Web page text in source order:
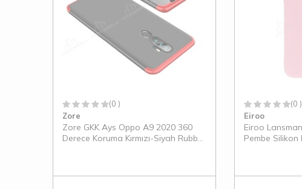
(0 )
Zore
Zore GKK Ays Oppo A9 2020 360
Derece Koruma Kırmızı-Siyah Rubber
(0 )
Eiroo
Eiroo
Pembe Silikon